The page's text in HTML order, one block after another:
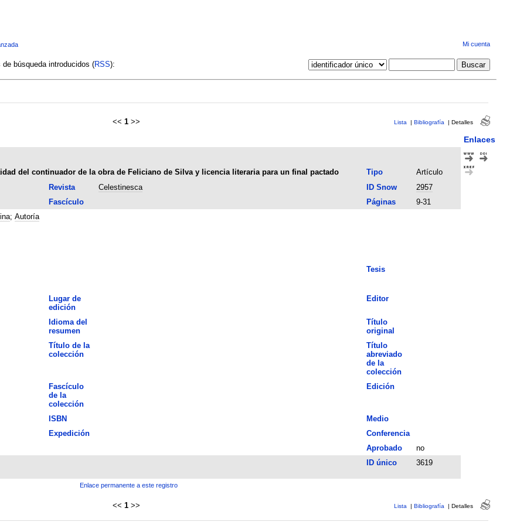
Mi cuenta
búsqueda introducidos (RSS):
<< 1 >> Lista | Bibliografía | Detalles
Enlaces
del continuador de la obra de Feliciano de Silva y licencia literaria para un final pactado Tipo
Artículo
Revista Celestinesca ID Snow
2957
Fascículo Páginas
9-31
; Autoría
Tesis
Lugar de
edición
Editor
Idioma del
resumen
Título
original
Título de la
colección
Título
abreviado
de la
colección
Fascículo
de la
colección
Edición
ISBN
Medio
Expedición
Conferencia
Aprobado
no
ID único 3619
Enlace permanente a este registro
<< 1 >> Lista | Bibliografía | Detalles